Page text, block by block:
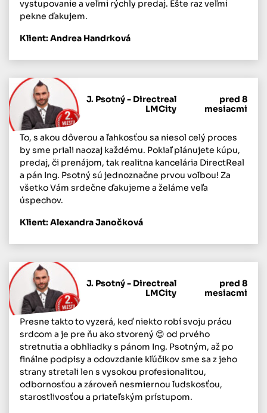
vystupovanie a veľmi rýchly predaj. Ešte raz veľmi
pekne ďakujem.
Klient: Andrea Handrková
J. Psotný - Directreal
LMCity
pred 8
mesiacmi
To, s akou dôverou a ľahkosťou sa niesol celý proces
by sme priali naozaj každému. Pokiaľ plánujete kúpu,
predaj, či prenájom, tak realitna kancelária DirectReal
a pán Ing. Psotný sú jednoznačne prvou voľbou! Za
všetko Vám srdečne ďakujeme a želáme veľa
úspechov.
Klient: Alexandra Janočková
J. Psotný - Directreal
LMCity
pred 8
mesiacmi
Presne takto to vyzerá, keď niekto robí svoju prácu
srdcom a je pre ňu ako stvorený 😊 od prvého
stretnutia a obhliadky s pánom Ing. Psotným, až po
finálne podpisy a odovzdanie kľúčikov sme sa z jeho
strany stretali len s vysokou profesionalitou,
odbornosťou a zároveň nesmiernou ľudskosťou,
starostlivosťou a priateľským prístupom.